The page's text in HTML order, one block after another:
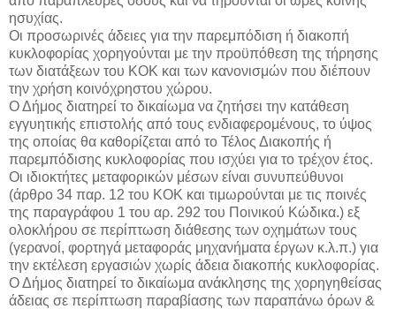
ησυχίας.
Οι προσωρινές άδειες για την παρεμπόδιση ή διακοπή
κυκλοφορίας χορηγούνται με την προϋπόθεση της τήρησης
των διατάξεων του ΚΟΚ και των κανονισμών που διέπουν
την χρήση κοινόχρηστου χώρου.
Ο Δήμος διατηρεί το δικαίωμα να ζητήσει την κατάθεση
εγγυητικής επιστολής από τους ενδιαφερομένους, το ύψος
της οποίας θα καθορίζεται από το Τέλος Διακοπής ή
παρεμπόδισης κυκλοφορίας που ισχύει για το τρέχον έτος.
Οι ιδιοκτήτες μεταφορικών μέσων είναι συνυπεύθυνοι
(άρθρο 34 παρ. 12 του ΚΟΚ και τιμωρούνται με τις ποινές
της παραγράφου 1 του αρ. 292 του Ποινικού Κώδικα.) εξ
ολοκλήρου σε περίπτωση διάθεσης των οχημάτων τους
(γερανοί, φορτηγά μεταφοράς μηχανήματα έργων κ.λ.π.) για
την εκτέλεση εργασιών χωρίς άδεια διακοπής κυκλοφορίας.
Ο Δήμος διατηρεί το δικαίωμα ανάκλησης της χορηγηθείσας
άδειας σε περίπτωση παραβίασης των παραπάνω όρων &